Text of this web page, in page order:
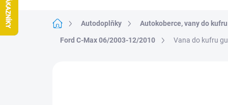
Domů Autodoplňky Autokoberce, vany do
Ford C-Max 06/2003-12/2010 Vana do kufru